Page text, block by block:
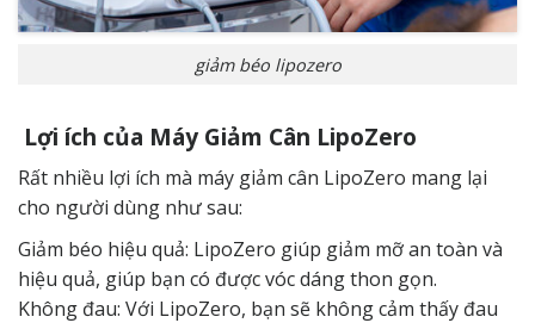
giảm béo lipozero
Lợi ích của Máy Giảm Cân LipoZero
Rất nhiều lợi ích mà máy giảm cân LipoZero mang lại
cho người dùng như sau:
Giảm béo hiệu quả: LipoZero giúp giảm mỡ an toàn và
hiệu quả, giúp bạn có được vóc dáng thon gọn.
Không đau: Với LipoZero, bạn sẽ không cảm thấy đau